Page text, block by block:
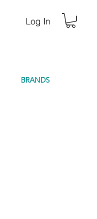
Log In
BRANDS